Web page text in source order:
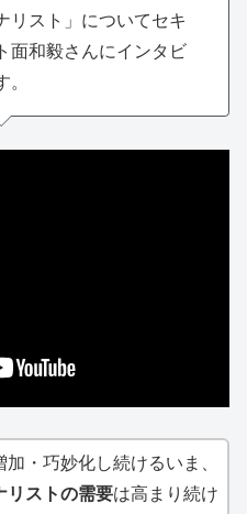
リスト」についてセキ
面和毅さんにインタビ
・巧妙化し続けるいま、
リストの需要は高まり続け